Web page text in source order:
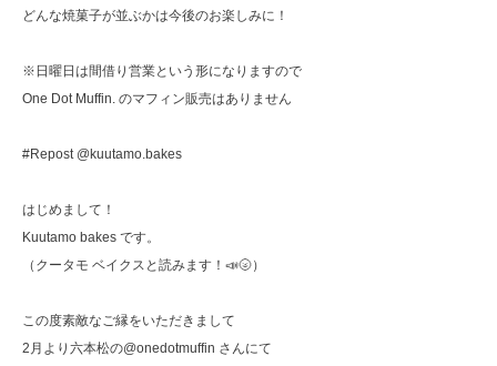
どんな焼菓子が並ぶかは今後のお楽しみに！
※日曜日は間借り営業という形になりますので
One Dot Muffin. のマフィン販売はありません
#Repost @kuutamo.bakes
はじめまして！
Kuutamo bakes です。
（クータモ ベイクスと読みます！📣🌝）
この度素敵なご縁をいただきまして
2月より六本松の@onedotmuffin さんにて